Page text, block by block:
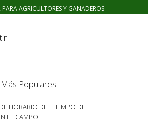
AGRICULTORES Y GANADEROS
Populares
HORARIO DEL TIEMPO DE
EL CAMPO.